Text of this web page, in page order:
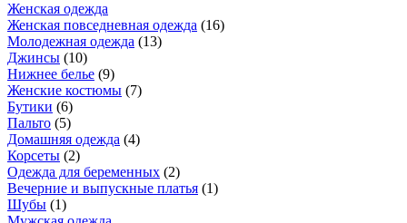
Женская одежда
Женская повседневная одежда (16)
Молодежная одежда (13)
Джинсы (10)
Нижнее белье (9)
Женские костюмы (7)
Бутики (6)
Пальто (5)
Домашняя одежда (4)
Корсеты (2)
Одежда для беременных (2)
Вечерние и выпускные платья (1)
Шубы (1)